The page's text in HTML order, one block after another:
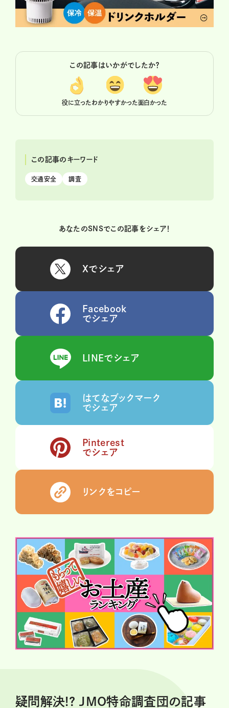
この記事はいかがでしたか？
役に立ったわかりやすかった面白かった
この記事のキーワード
交通安全 調査
あなたのSNSでこの記事をシェア！
Xでシェア
Facebook
でシェア
LINEでシェア
はてなブックマーク
でシェア
Pinterest
でシェア
リンクをコピー
疑問解決!? JMO特命調査団の記事